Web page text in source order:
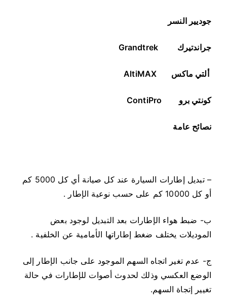
جوديير النسر
جراندتيرك
ألتي ماكس
كونتي برو
نصائح عامة
– تبديل إطارات السيارة عند كل صيانة أي كل 5000 كم
أو كل 10000 كم على حسب نوعية الإطار .
ب- ضبط هواء الإطارات بعد التبديل لوجود بعض
الموديلات يختلف ضغط إطاراتها الأمامية عن الخلفية .
ج- عدم تغير اتجاه السهم الموجود على جانب الإطار إلى
الوضع العكسي وذلك لحدوث أصوات للإطارات في حالة
تغيير إتجاة السهم.